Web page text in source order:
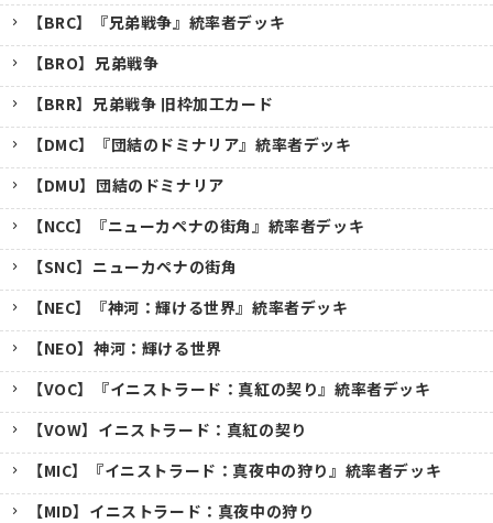
【BRC】『兄弟戦争』統率者デッキ
【BRO】兄弟戦争
【BRR】兄弟戦争 旧枠加工カード
【DMC】『団結のドミナリア』統率者デッキ
【DMU】団結のドミナリア
【NCC】『ニューカペナの街角』統率者デッキ
【SNC】ニューカペナの街角
【NEC】『神河：輝ける世界』統率者デッキ
【NEO】神河：輝ける世界
【VOC】『イニストラード：真紅の契り』統率者デッキ
【VOW】イニストラード：真紅の契り
【MIC】『イニストラード：真夜中の狩り』統率者デッキ
【MID】イニストラード：真夜中の狩り